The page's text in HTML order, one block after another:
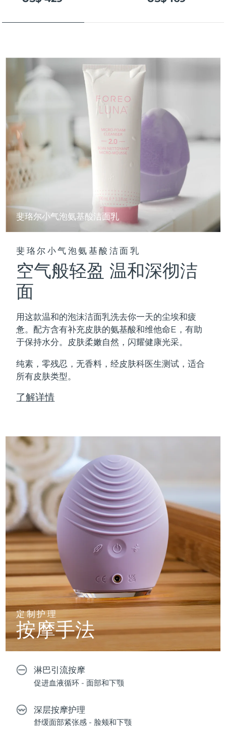
斐珞尔小气泡氨基酸洁面乳
斐珞尔小气泡氨基酸洁面乳
空气般轻盈 温和深彻洁
面
用这款温和的泡沫洁面乳洗去你一天的尘埃和疲
惫。配方含有补充皮肤的氨基酸和维他命E，有助
于保持水分。皮肤柔嫩自然，闪耀健康光采。
纯素，零残忍，无香料，经皮肤科医生测试，适合
所有皮肤类型。
了解详情
定制护理
按摩手法
淋巴引流按摩
促进血液循环 - 面部和下颚
深层按摩护理
舒缓面部紧张感 - 脸颊和下颚